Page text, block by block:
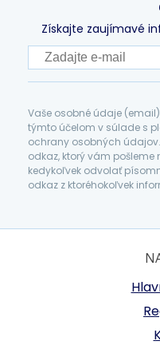
Získajte zaujímavé
Vaše osobné údaje
týmto účelom v súlade s
ochrany osobných
odkaz, ktorý vám pošleme
kedykoľvek odvolať
odkaz z ktoréhokoľvek